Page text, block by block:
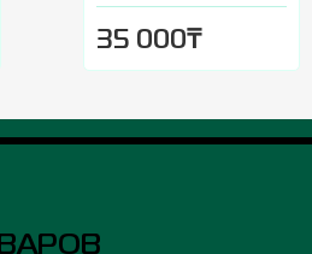
35 000₸